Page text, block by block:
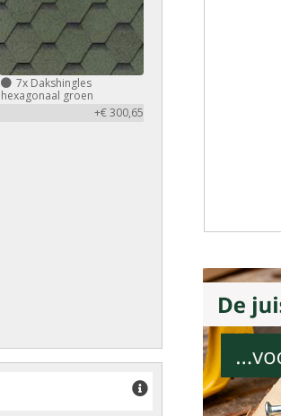
7x Dakshingles
hexagonaal groen
+€ 300,65